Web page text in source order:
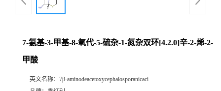
7-氨基-3-甲基-8-氧代-5-硫杂-1-氮杂双环[4.2.0]辛-2-烯-2-
甲酸
英文名称： 7β-aminodeacetoxycephalosporanicaci